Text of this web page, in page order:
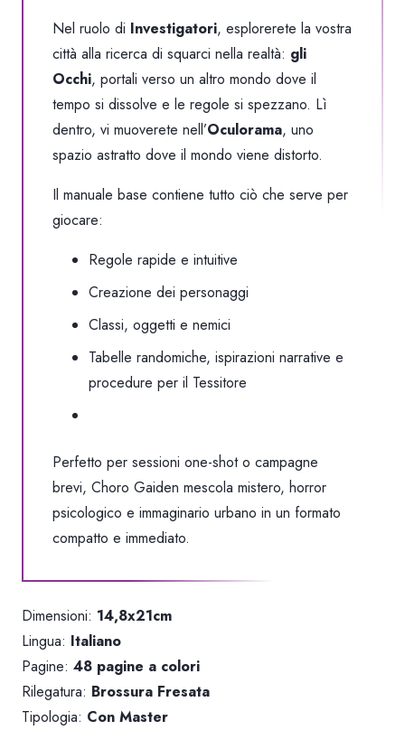
Nel ruolo di Investigatori, esplorerete la vostra
città alla ricerca di squarci nella realtà: gli
Occhi, portali verso un altro mondo dove il
tempo si dissolve e le regole si spezzano. Lì
dentro, vi muoverete nell’Oculorama, uno
spazio astratto dove il mondo viene distorto.
Il manuale base contiene tutto ciò che serve per
giocare:
Regole rapide e intuitive
Creazione dei personaggi
Classi, oggetti e nemici
Tabelle randomiche, ispirazioni narrative e
procedure per il Tessitore
Perfetto per sessioni one-shot o campagne
brevi, Choro Gaiden mescola mistero, horror
psicologico e immaginario urbano in un formato
compatto e immediato.
Dimensioni: 14,8x21cm
Lingua: Italiano
Pagine: 48 pagine a colori
Rilegatura: Brossura Fresata
Tipologia: Con Master